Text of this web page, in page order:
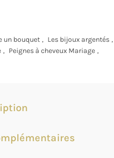
un bouquet , Les bijoux argentés ,
, Peignes à cheveux Mariage ,